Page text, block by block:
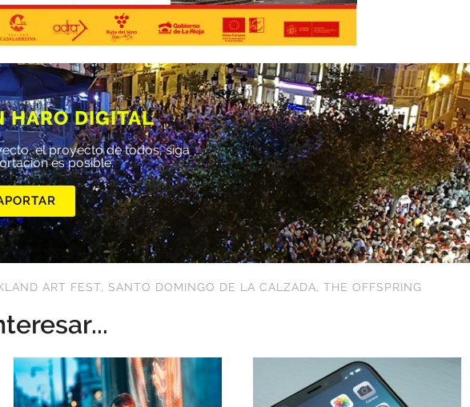
HARO DIGITAL
el proyecto de todos, siga
es posible.
ART FEST, SANTO DOMINGO DE LA CALZADA, THE OFFSPRING